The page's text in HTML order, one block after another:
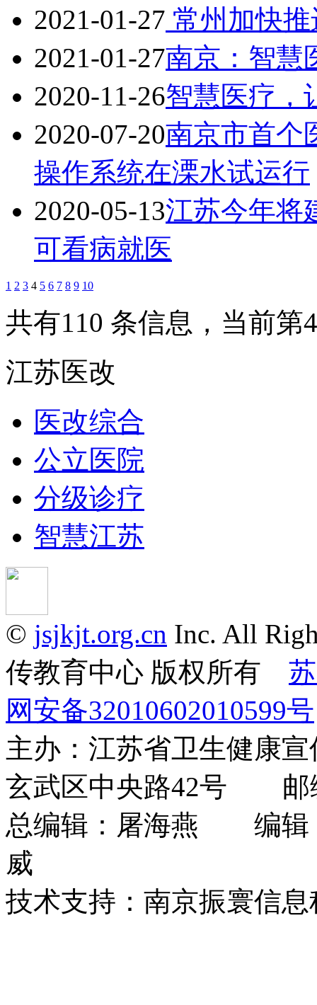
2021-01-27 常州加快
2021-01-27南京：智慧
2020-11-26智慧医疗，
2020-07-20南京市首个
操作系统在溧水试运行
2020-05-13江苏今年将
可看病就医
1 2 3 4 5 6 7 8 9 10
共有110 条信息，当前第
江苏医改
医改综合
公立医院
分级诊疗
智慧江苏
© jsjkjt.org.cn Inc. All
传教育中心 版权所有
网安备32010602010599号
主办：江苏省卫生健康
玄武区中央路42号 邮
总编辑：屠海燕 编
威
技术支持：南京振寰信